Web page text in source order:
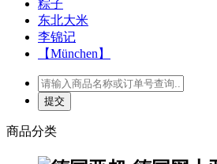
粽子
东北大米
李锦记
【München】
商品分类